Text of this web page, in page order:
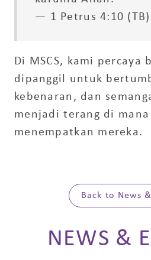
— 1 Petrus 4:10 (TB)
Di MSCS, kami percaya
dipanggil untuk
kebenaran, dan
menjadi terang di mana
menempatkan mereka.
Back to News
NEWS &